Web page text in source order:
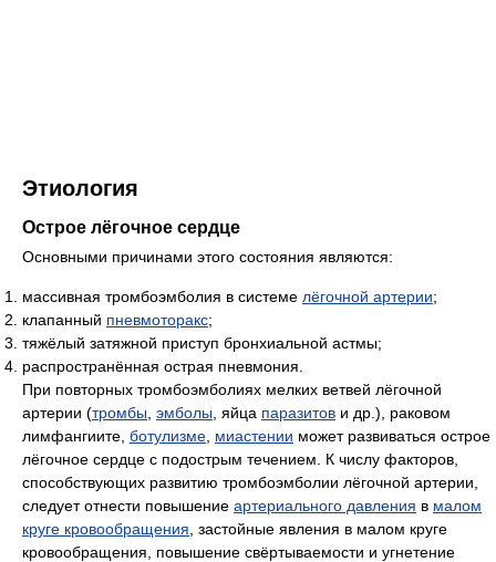
Этиология
Острое лёгочное сердце
Основными причинами этого состояния являются:
массивная тромбоэмболия в системе лёгочной артерии;
клапанный пневмоторакс;
тяжёлый затяжной приступ бронхиальной астмы;
распространённая острая пневмония.
При повторных тромбоэмболиях мелких ветвей лёгочной
артерии (тромбы эмболы , яйца паразитов и др.), раковом
лимфангиите, ботулизме миастении может развиваться острое
лёгочное сердце с подострым течением. К числу факторов,
способствующих развитию тромбоэмболии лёгочной артерии,
следует отнести повышение артериального давления в малом
круге кровообращения , застойные явления в малом круге
кровообращения, повышение свёртываемости и угнетение